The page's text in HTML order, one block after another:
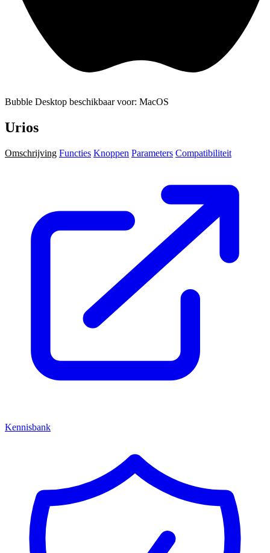
Bubble Desktop beschikbaar voor: MacOS
Urios
Omschrijving Functies Knoppen Parameters Compatibiliteit
Kennisbank